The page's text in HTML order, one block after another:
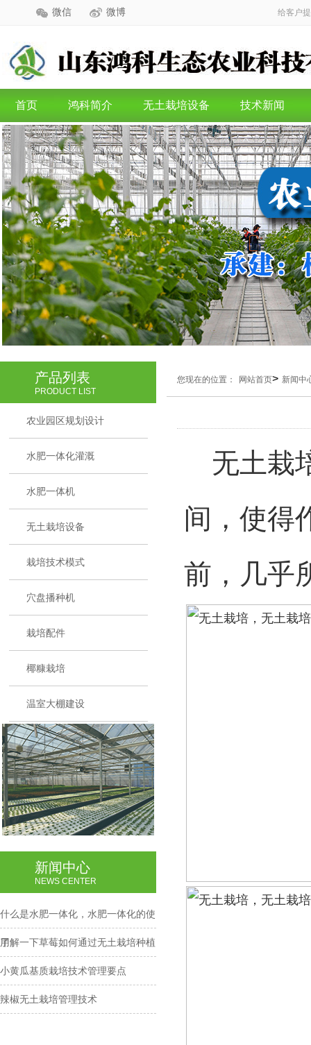
微信 微博 给客户
首页 鸿科简介 无土栽培设备 技术新闻
产品列表
PRODUCT LIST
农业园区规划设计
水肥一体化灌溉
水肥一体机
无土栽培设备
栽培技术模式
穴盘播种机
栽培配件
椰糠栽培
温室大棚建设
新闻中心
NEWS CENTER
什么是水肥一体化，水肥一体化的使
用
了解一下草莓如何通过无土栽培种植
小黄瓜基质栽培技术管理要点
辣椒无土栽培管理技术
您现在的位置： 网站首页> 新闻中
无土栽
间，使得
前，几乎